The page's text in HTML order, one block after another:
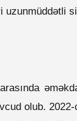
olub. 2022-